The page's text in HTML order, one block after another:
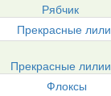
Рябчик
Прекрасные лилии